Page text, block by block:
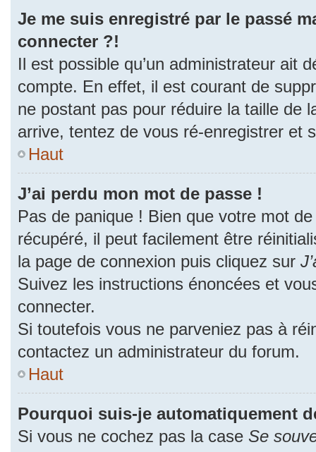
Je me suis enregistré par le passé
connecter ?!
Il est possible qu’un administrateur ait
compte. En effet, il est courant de
ne postant pas pour réduire la taille de
arrive, tentez de vous ré-enregistrer et
Haut
J’ai perdu mon mot de passe !
Pas de panique ! Bien que votre mot
récupéré, il peut facilement être
la page de connexion puis cliquez sur
Suivez les instructions énoncées et
connecter.
Si toutefois vous ne parveniez pas à
contactez un administrateur du forum.
Haut
Pourquoi suis-je automatiquement
Si vous ne cochez pas la case Se